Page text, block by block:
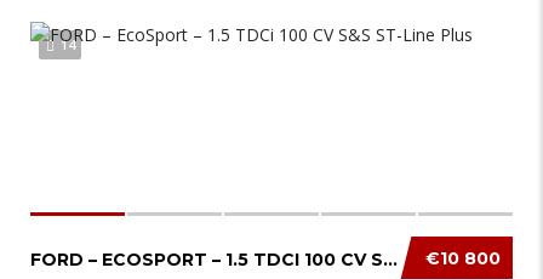
14
€10 800
FORD – ECOSPORT – 1.5 TDCI 100 CV S&S ST-LIN...